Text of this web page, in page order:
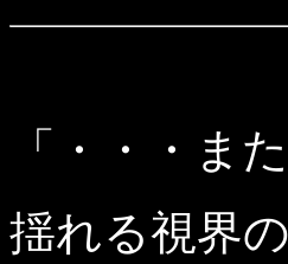
「・・・ま
揺れる視界